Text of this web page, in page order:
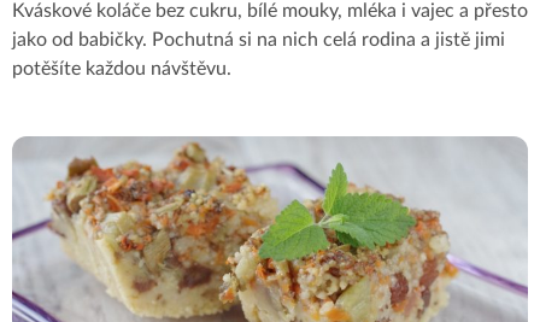
Kváskové koláče bez cukru, bílé mouky, mléka i vajec a přesto
jako od babičky. Pochutná si na nich celá rodina a jistě jimi
potěšíte každou návštěvu.